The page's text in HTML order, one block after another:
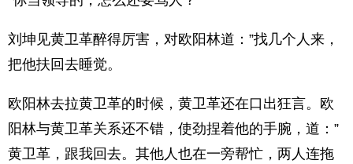
刘坤见黄卫革醉得厉害，对欧阳林道：”找几个人来，
把他扶回去睡觉。
欧阳林去拉黄卫革的时候，黄卫革还在口出狂言。欧
阳林与黄卫革关系还不错，使劲捏着他的手腕，道：”
黄卫革，跟我回去。其他人也在一旁帮忙，两人连拖